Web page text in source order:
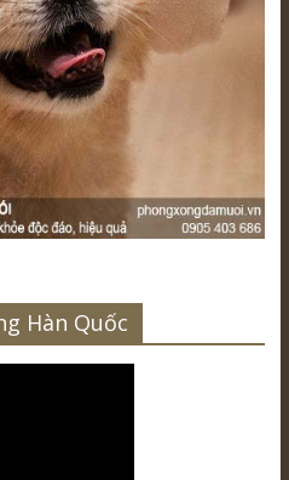
Hàn Quốc